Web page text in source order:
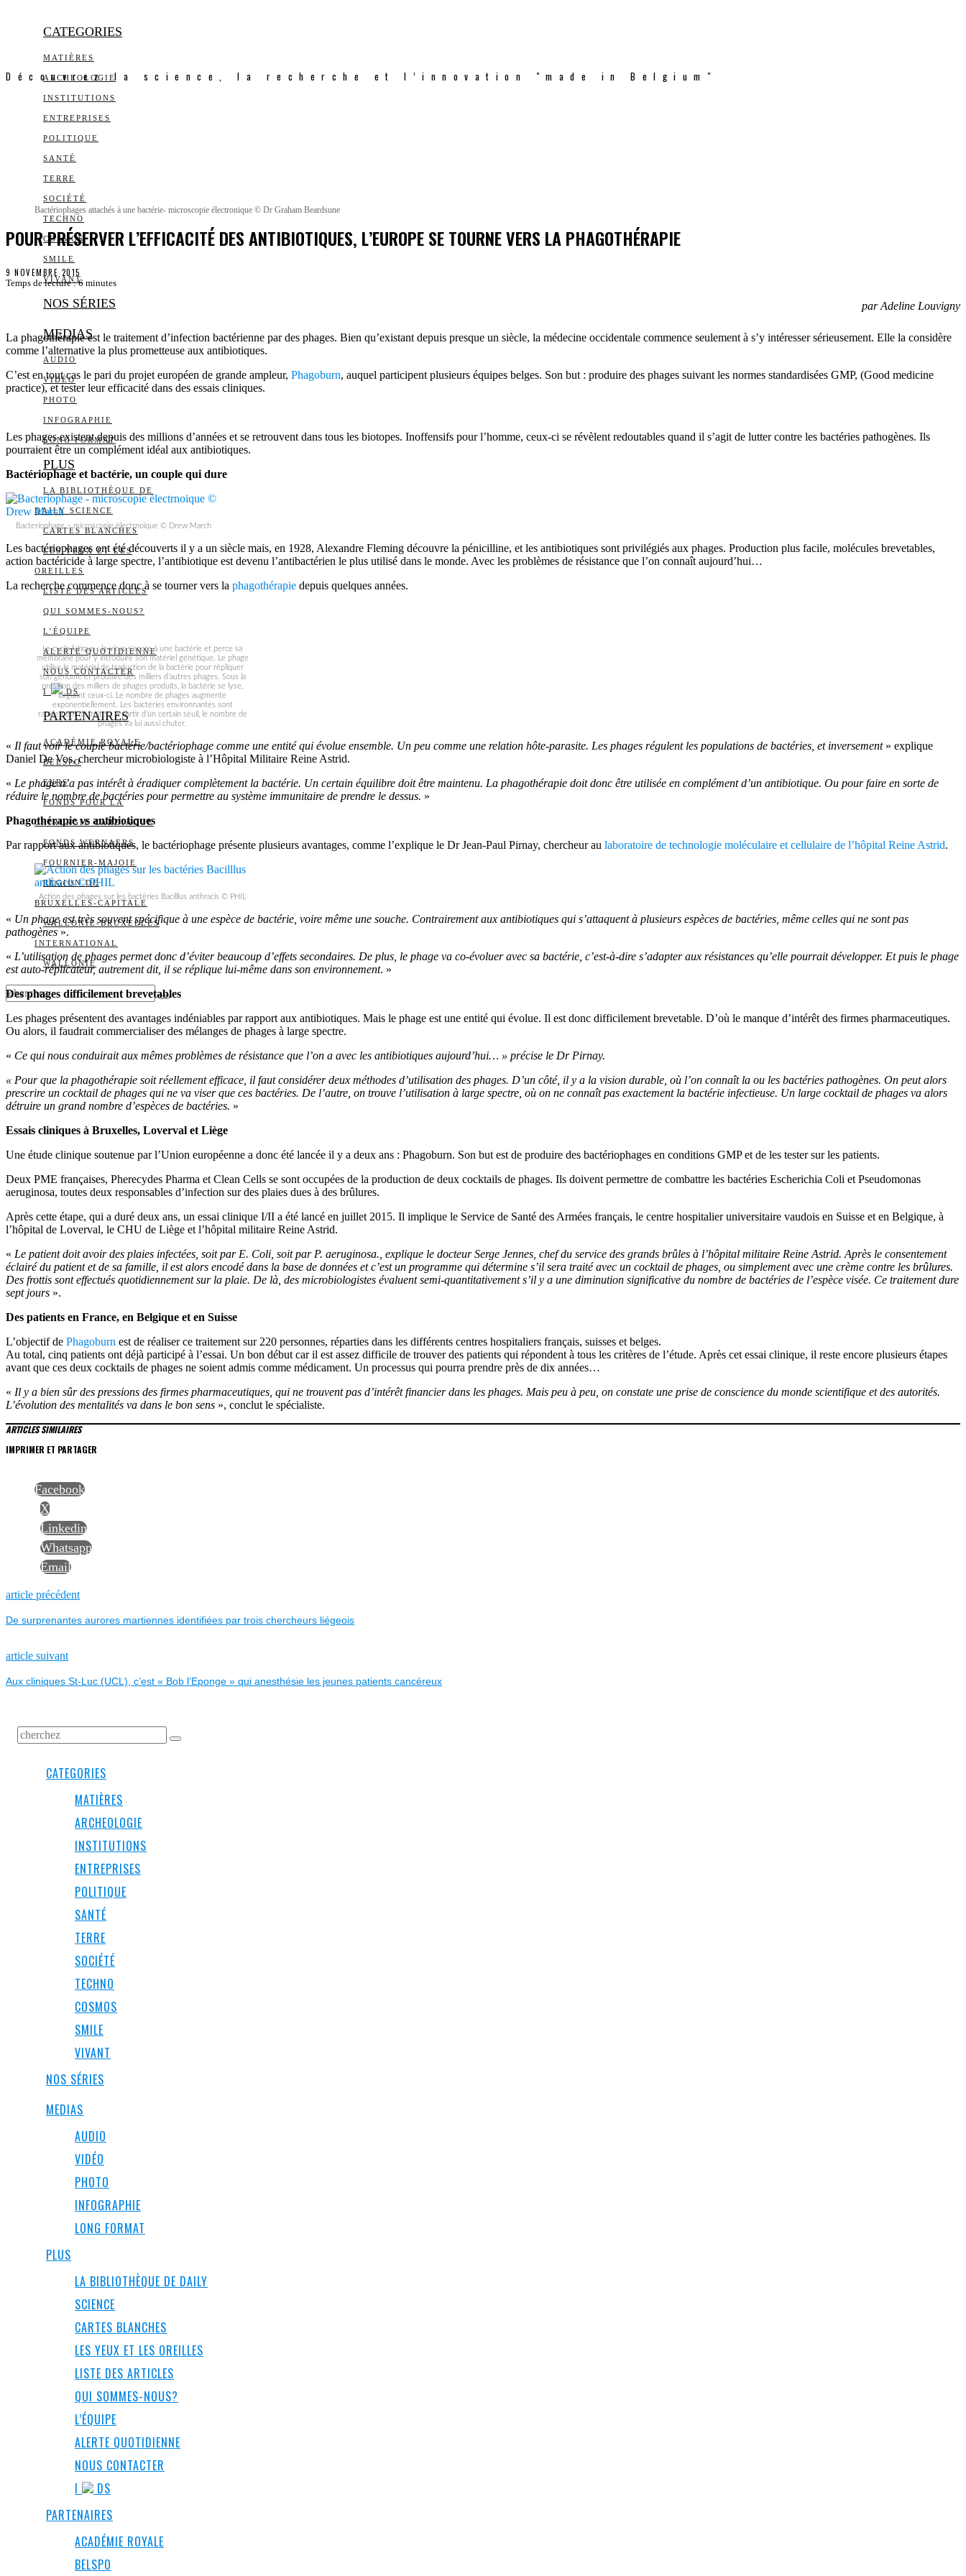
CATEGORIES
MATIÈRES
ARCHEOLOGIE
INSTITUTIONS
ENTREPRISES
POLITIQUE
SANTÉ
TERRE
SOCIÉTÉ
TECHNO
COSMOS
SMILE
VIVANT
NOS SÉRIES
MEDIAS
AUDIO
VIDÉO
PHOTO
INFOGRAPHIE
LONG FORMAT
PLUS
LA BIBLIOTHÈQUE DE
DAILY SCIENCE
CARTES BLANCHES
LES YEUX ET LES
OREILLES
LISTE DES ARTICLES
QUI SOMMES-NOUS?
L’ÉQUIPE
ALERTE QUOTIDIENNE
NOUS CONTACTER
I DS
PARTENAIRES
ACADÉMIE ROYALE
BELSPO
FNRS
FONDS POUR LA
CHIRURGIE CARDIAQUE
FONDS WERNAERS
FOURNIER-MAJOIE
RÉGION DE
BRUXELLES-CAPITALE
WALLONIE-BRUXELLES
INTERNATIONAL
WALLONIE
Découvrez la science, la recherche et l’innovation "made in Belgium"
Bactériophages attachés à une bactérie- microscopie électronique © Dr Graham Beardsune
POUR PRÉSERVER L’EFFICACITÉ DES ANTIBIOTIQUES, L’EUROPE SE TOURNE VERS LA PHAGOTHÉRAPIE
9 NOVEMBRE 2015
Temps de lecture :6 minutes
par Adeline Louvigny
La phagothérapie est le traitement d’infection bactérienne par des phages. Bien qu’existant depuis presque un siècle, la médecine occidentale commence seulement à s’y intéresser sérieusement. Elle la considère
comme l’alternative la plus prometteuse aux antibiotiques.
C’est en tout cas le pari du projet européen de grande ampleur, Phagoburn, auquel participent plusieurs équipes belges. Son but : produire des phages suivant les normes standardisées GMP, (Good medicine
practice), et tester leur efficacité dans des essais cliniques.
Les phages existent depuis des millions d’années et se retrouvent dans tous les biotopes. Inoffensifs pour l’homme, ceux-ci se révèlent redoutables quand il s’agit de lutter contre les bactéries pathogènes. Ils
pourraient être un complément idéal aux antibiotiques.
Bactériophage et bactérie, un couple qui dure
Bacteriophage – microscopie électrnoique © Drew March
Les bactériophages ont été découverts il y a un siècle mais, en 1928, Alexandre Fleming découvre la pénicilline, et les antibiotiques sont privilégiés aux phages. Production plus facile, molécules brevetables,
action bactéricide à large spectre, l’antibiotique est devenu l’antibactérien le plus utilisé dans le monde. Avec les problèmes de résistance que l’on connaît aujourd’hui…
La recherche commence donc à se tourner vers la phagothérapie depuis quelques années.
Le cycle lytique : le virus s’ancre à une bactérie et perce sa
membrane pour y introduire son matériel génétique. Le phage
utilise le matériel de traduction de la bactérie pour répliquer
son génome et produire des milliers d’autres phages. Sous la
pression des milliers de phages produits, la bactérie se lyse,
larguant ceux-ci. Le nombre de phages augmente
exponentiellement. Les bactéries environnantes sont
rapidement détruites. A partir d’un certain seuil, le nombre de
phages va lui aussi chuter.
« Il faut voir le couple bactérie/bactériophage comme une entité qui évolue ensemble. Un peu comme une relation hôte-parasite. Les phages régulent les populations de bactéries, et inversement» explique
Daniel De Vos, chercheur microbiologiste à l’Hôpital Militaire Reine Astrid.
« Le phage n’a pas intérêt à éradiquer complètement la bactérie. Un certain équilibre doit être maintenu. La phagothérapie doit donc être utilisée en complément d’un antibiotique. Ou pour faire en sorte de
réduire le nombre de bactéries pour permettre au système immunitaire de prendre le dessus. »
Phagothérapie vs antibiotiques
Par rapport aux antibiotiques, le bactériophage présente plusieurs avantages, comme l’explique le Dr Jean-Paul Pirnay, chercheur au laboratoire de technologie moléculaire et cellulaire de l’hôpital Reine Astrid.
Action des phages sur les bactéries Bacilllus anthracis © PHIL
« Un phage est très souvent spécifique à une espèce de bactérie, voire même une souche. Contrairement aux antibiotiques qui s’attaquent à plusieurs espèces de bactéries, même celles qui ne sont pas
pathogènes ».
« L’utilisation de phages permet donc d’éviter beaucoup d’effets secondaires. De plus, le phage va co-évoluer avec sa bactérie, c’est-à-dire s’adapter aux résistances qu’elle pourrait développer. Et puis le phage
est auto-réplicateur, autrement dit, il se réplique lui-même dans son environnement. »
Des phages difficilement brevetables
Les phages présentent des avantages indéniables par rapport aux antibiotiques. Mais le phage est une entité qui évolue. Il est donc difficilement brevetable. D’où le manque d’intérêt des firmes pharmaceutiques.
Ou alors, il faudrait commercialiser des mélanges de phages à large spectre.
« Ce qui nous conduirait aux mêmes problèmes de résistance que l’on a avec les antibiotiques aujourd’hui… » précise le Dr Pirnay.
« Pour que la phagothérapie soit réellement efficace, il faut considérer deux méthodes d’utilisation des phages. D’un côté, il y a la vision durable, où l’on connaît la ou les bactéries pathogènes. On peut alors
prescrire un cocktail de phages qui ne va viser que ces bactéries. De l’autre, on trouve l’utilisation à large spectre, où on ne connaît pas exactement la bactérie infectieuse. Un large cocktail de phages va alors
détruire un grand nombre d’espèces de bactéries. »
Essais cliniques à Bruxelles, Loverval et Liège
Une étude clinique soutenue par l’Union européenne a donc été lancée il y a deux ans : Phagoburn. Son but est de produire des bactériophages en conditions GMP et de les tester sur les patients.
Deux PME françaises, Pherecydes Pharma et Clean Cells se sont occupées de la production de deux cocktails de phages. Ils doivent permettre de combattre les bactéries Escherichia Coli et Pseudomonas
aeruginosa, toutes deux responsables d’infection sur des plaies dues à des brûlures.
Après cette étape, qui a duré deux ans, un essai clinique I/II a été lancé en juillet 2015. Il implique le Service de Santé des Armées français, le centre hospitalier universitaire vaudois en Suisse et en Belgique, à
l’hôpital de Loverval, le CHU de Liège et l’hôpital militaire Reine Astrid.
« Le patient doit avoir des plaies infectées, soit par E. Coli, soit par P. aeruginosa., explique le docteur Serge Jennes, chef du service des grands brûles à l’hôpital militaire Reine Astrid. Après le consentement
éclairé du patient et de sa famille, il est alors encodé dans la base de données et c’est un programme qui détermine s’il sera traité avec un cocktail de phages, ou simplement avec une crème contre les brûlures.
Des frottis sont effectués quotidiennement sur la plaie. De là, des microbiologistes évaluent semi-quantitativement s’il y a une diminution significative du nombre de bactéries de l’espèce visée. Ce traitement dure
sept jours ».
Des patients en France, en Belgique et en Suisse
L’objectif de Phagoburn est de réaliser ce traitement sur 220 personnes, réparties dans les différents centres hospitaliers français, suisses et belges.
Au total, cinq patients ont déjà participé à l’essai. Un bon début car il est assez difficile de trouver des patients qui répondent à tous les critères de l’étude. Après cet essai clinique, il reste encore plusieurs étapes
avant que ces deux cocktails de phages ne soient admis comme médicament. Un processus qui pourra prendre près de dix années…
« Il y a bien sûr des pressions des firmes pharmaceutiques, qui ne trouvent pas d’intérêt financier dans les phages. Mais peu à peu, on constate une prise de conscience du monde scientifique et des autorités.
L’évolution des mentalités va dans le bon sens », conclut le spécialiste.
ARTICLES SIMILAIRES
IMPRIMER ET PARTAGER
Facebook
X
Linkedin
Whatsapp
Email
NAVIGATION
DE
L’ARTICLE
article précédentPrevious
De surprenantes aurores martiennes identifiées par trois chercheurs liégeois
article suivantNext
Aux cliniques St-Luc (UCL), c’est « Bob l’Eponge » qui anesthésie les jeunes patients cancéreux
CATEGORIES
MATIÈRES
ARCHEOLOGIE
INSTITUTIONS
ENTREPRISES
POLITIQUE
SANTÉ
TERRE
SOCIÉTÉ
TECHNO
COSMOS
SMILE
VIVANT
NOS SÉRIES
MEDIAS
AUDIO
VIDÉO
PHOTO
INFOGRAPHIE
LONG FORMAT
PLUS
LA BIBLIOTHÈQUE DE DAILY
SCIENCE
CARTES BLANCHES
LES YEUX ET LES OREILLES
LISTE DES ARTICLES
QUI SOMMES-NOUS?
L’ÉQUIPE
ALERTE QUOTIDIENNE
NOUS CONTACTER
I
DS
PARTENAIRES
ACADÉMIE ROYALE
BELSPO